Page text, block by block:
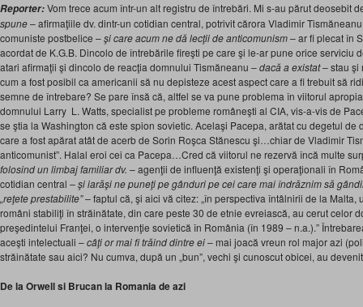
Reporter:Vom trece acum într-un alt registru de întrebări. Mi s-au părut deosebit
spune– afirmaţiile dv. dintr-un cotidian central, potrivit cărora Vladimir
comuniste postbelice –şi care acum ne dă lecţii de anticomunism– ar fi plecat în
acordat de K.G.B. Dincolo de întrebările fireşti pe care şi le-ar pune orice serviciu
atari afirmaţii şi dincolo de reacţia domnului Tismăneanu –dacă a existat– stau şi
cum a fost posibil ca americanii să nu depisteze acest aspect care a fi trebuit să
semne de întrebare? Se pare însă că, altfel se va pune problema în viitorul
domnului Larry L. Watts, specialist pe probleme româneşti al CIA, vis-a-vis de
se ştia la Washington că este spion sovietic. Acelaşi Pacepa, arătat cu degetul de
care a fost apărat atât de acerb de Sorin Roşca Stănescu şi…chiar de Vladimir
anticomunist”. Halal eroi cei ca Pacepa…Cred că viitorul ne rezervă încă multe
folosind un limbaj familiar dv. – agenţii de influenţă existenţi şi operaţionali în
cotidian central – şi iarăşi ne puneţi pe gânduri pe cei care mai îndrăznim să
„reţete prestabilite” –faptul că, şi aici vă citez: „în perspectiva întâlnirii de la
români stabiliţi în străinătate, din care peste 30 de etnie evreiască, au cerut celor
preşedintelui Franţei, o intervenţie sovietică în România (în 1989 – n.a.).”
aceşti intelectuali –câţi or mai fi trăind dintre ei– mai joacă vreun rol major azi
străinătate sau aici? Nu cumva, după un „bun”, vechi şi cunoscut obicei, au
De la Orwell si Brucan la Romania de azi